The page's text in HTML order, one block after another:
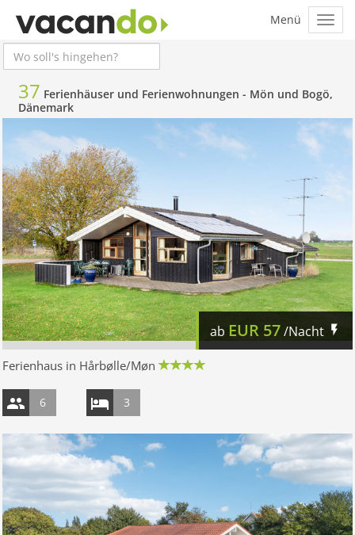
37 Ferienhäuser und Ferienwohnungen - Mön und Bogö,
Dänemark
ab EUR 57/Nacht
Ferienhaus in Hårbølle/Møn
6 3